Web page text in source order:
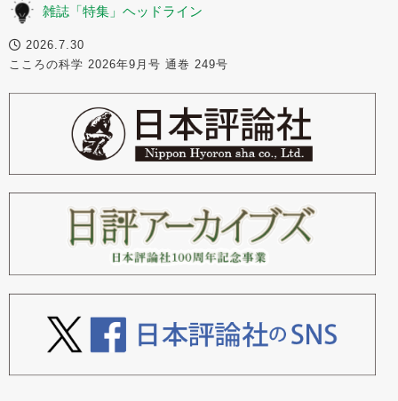
雑誌「特集」ヘッドライン
2026.7.30
こころの科学 2026年9月号 通巻 249号